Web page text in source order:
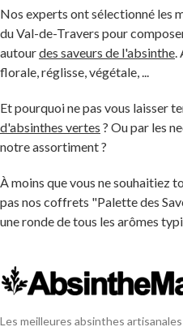
Nos experts ont sélectionné les
du Val-de-Travers pour
autourdes saveurs de l'absinthe
florale, réglisse, végétale, ...
Et pourquoi ne pas vous laisser
d'absinthes vertes ? Ou par les
notre assortiment ?
À moins que vous ne souhaitiez
pas nos coffrets "Palette des
une ronde de tous les arômes
Les meilleures absinthes